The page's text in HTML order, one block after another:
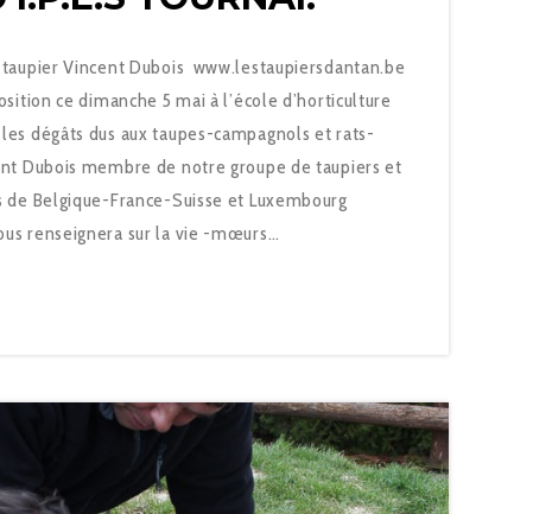
Vincent Dubois www.lestaupiersdantan.be
ce dimanche 5 mai à l’école d’horticulture
dégâts dus aux taupes-campagnols et rats-
Dubois membre de notre groupe de taupiers et
de Belgique-France-Suisse et Luxembourg
renseignera sur la vie -mœurs…